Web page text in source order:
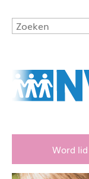
Word lid